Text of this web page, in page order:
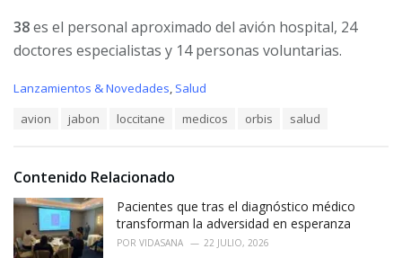
38es el personal aproximado del avión hospital, 24
doctores especialistas y 14 personas voluntarias.
C
o
r
i
s
:
Lanzamientos & Novedades, Salud
:
avion jabon loccitane medicos orbis salud
Contenido Relacionado
Pacientes que tras el diagnóstico médico
transforman la adversidad en esperanza
POR VIDASANA 22 JULIO, 2026